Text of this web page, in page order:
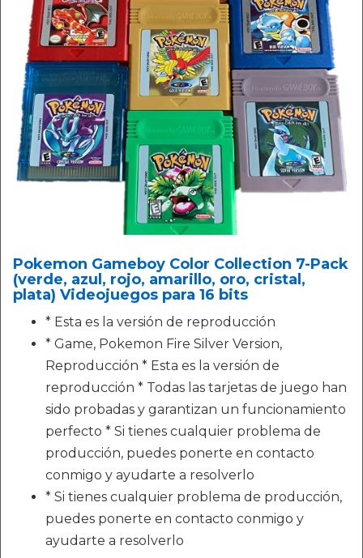
Pokemon Gameboy Color Collection 7-Pack
(verde, azul, rojo, amarillo, oro, cristal,
plata) Videojuegos para 16 bits
* Esta es la versión de reproducción
* Game, Pokemon Fire Silver Version,
Reproducción * Esta es la versión de
reproducción * Todas las tarjetas de juego han
sido probadas y garantizan un funcionamiento
perfecto * Si tienes cualquier problema de
producción, puedes ponerte en contacto
conmigo y ayudarte a resolverlo
* Si tienes cualquier problema de producción,
puedes ponerte en contacto conmigo y
ayudarte a resolverlo